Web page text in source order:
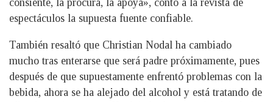
consiente, la procura, la apoya», contó a la revista de
espectáculos la supuesta fuente confiable.
También resaltó que Christian Nodal ha cambiado
mucho tras enterarse que será padre próximamente, pues
después de que supuestamente enfrentó problemas con la
bebida, ahora se ha alejado del alcohol y está tratando de